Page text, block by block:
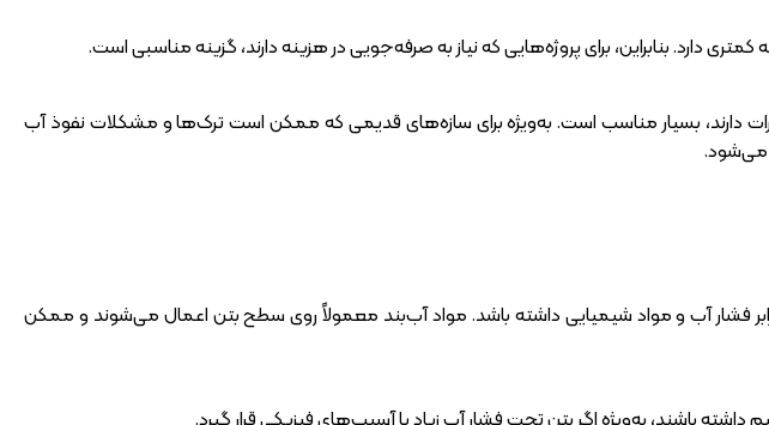
دارد. بنابراین، برای پروژه‌هایی که نیاز به صرفه‌جویی در هزینه دارند، گزینه مناسبی است.
دارند، بسیار مناسب است. به‌ویژه برای سازه‌های قدیمی که ممکن است ترک‌ها و مشکلات نفوذ آب
می‌شود.
فشار آب و مواد شیمیایی داشته باشد. مواد آب‌بند معمولاً روی سطح بتن اعمال می‌شوند و ممکن
باشند، به‌ویژه اگر بتن تحت فشار آب زیاد یا آسیب‌های فیزیکی قرار گیرد.